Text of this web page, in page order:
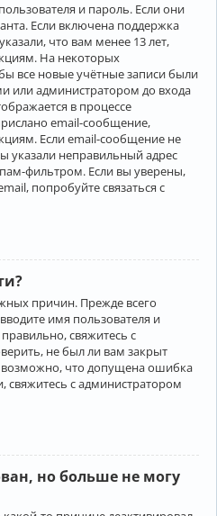
и пароль. Если они
Если включена поддержка
что вам менее 13 лет,
На некоторых
все новые учётные записи были
или администратором до входа
в процессе
email-сообщение,
Если email-сообщение не
указали неправильный адрес
фильтром. Если вы уверены,
попробуйте связаться с
причин. Прежде всего
имя пользователя и
свяжитесь с
не был ли вам закрыт
возможно, что допущена ошибка
свяжитесь с администратором
но больше не могу